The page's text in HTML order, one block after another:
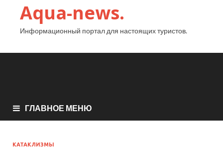
Aqua-news.
Информационный портал для настоящих туристов.
ГЛАВНОЕ МЕНЮ
КАТАКЛИЗМЫ